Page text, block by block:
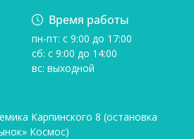
Время работы
пн-пт: с 9:00 до 17:00
сб: с 9:00 до 14:00
вс: выходной
Карпинского 8 (остановка
Космос)